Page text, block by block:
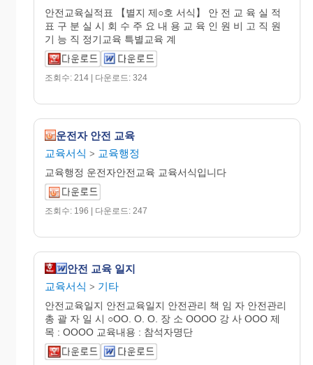
안전교육실적표 【별지 제○호 서식】 안 전 교 육 실 적
표 구 분 실 시 회 수 주 요 내 용 교 육 인 원 비 고 직 원
기 능 직 정기교육 특별교육 계
조회수: 214 | 다운로드: 324
운전자 안전 교육
교육서식 > 교육행정
교육행정 운전자안전교육 교육서식입니다
조회수: 196 | 다운로드: 247
안전 교육 일지
교육서식 > 기타
안전교육일지 안전교육일지 안전관리 책 임 자 안전관리
총 괄 자 일 시 ○OO. O. O. 장 소 OOOO 강 사 OOO 제
목 : OOOO 교육내용 : 참석자명단